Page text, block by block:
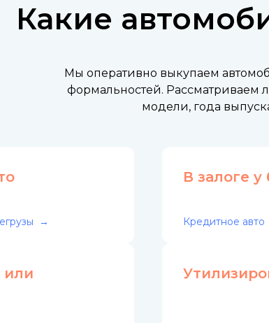
Какие
Мы оперативно выкупаем
формальностей. Рассматриваем
модели, года
В залоге у
Кредитное авто
или